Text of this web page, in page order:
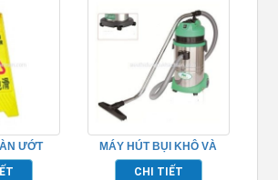
ƯỚT
MÁY HÚT BỤI KHÔ VÀ
ƯỚT TP_AC-301
CHI TIẾT